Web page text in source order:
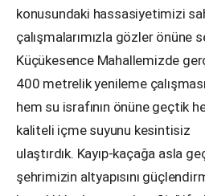
konusundaki hassasiyetimizi
çalışmalarımızla gözler önüne
Küçükesence Mahallemizde
400 metrelik yenileme
hem su israfının önüne geçtik
kaliteli içme suyunu kesintisiz
ulaştırdık. Kayıp-kaçağa asla
şehrimizin altyapısını